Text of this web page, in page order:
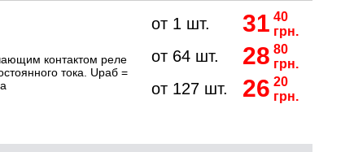
контактом реле
тока. Uраб =
от 1 шт. 31 40
грн.
от 64 шт. 28 80
грн.
от 127 шт. 26 20
грн.